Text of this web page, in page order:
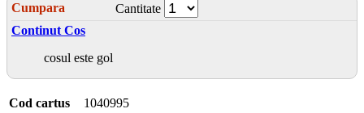
Cumpara
Cantitate
Continut Cos
cosul este gol
Cod cartus
1040995